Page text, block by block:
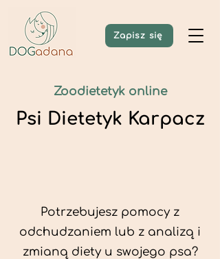
Zapisz się
Zoodietetyk online
Psi Dietetyk Karpacz
Potrzebujesz pomocy z
odchudzaniem lub z analizą i
zmianą diety u swojego psa?